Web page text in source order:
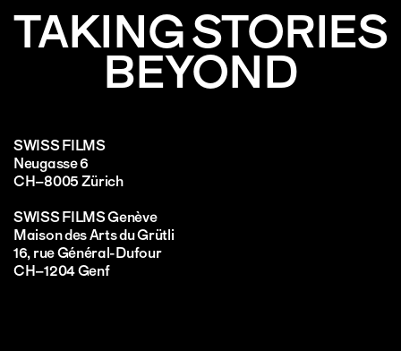
TAKING STORIES
BEYOND
SWISS FILMS
Neugasse 6
CH–8005 Zürich
SWISS FILMS Genève
Maison des Arts du Grütli
16, rue Général-Dufour
CH–1204 Genf